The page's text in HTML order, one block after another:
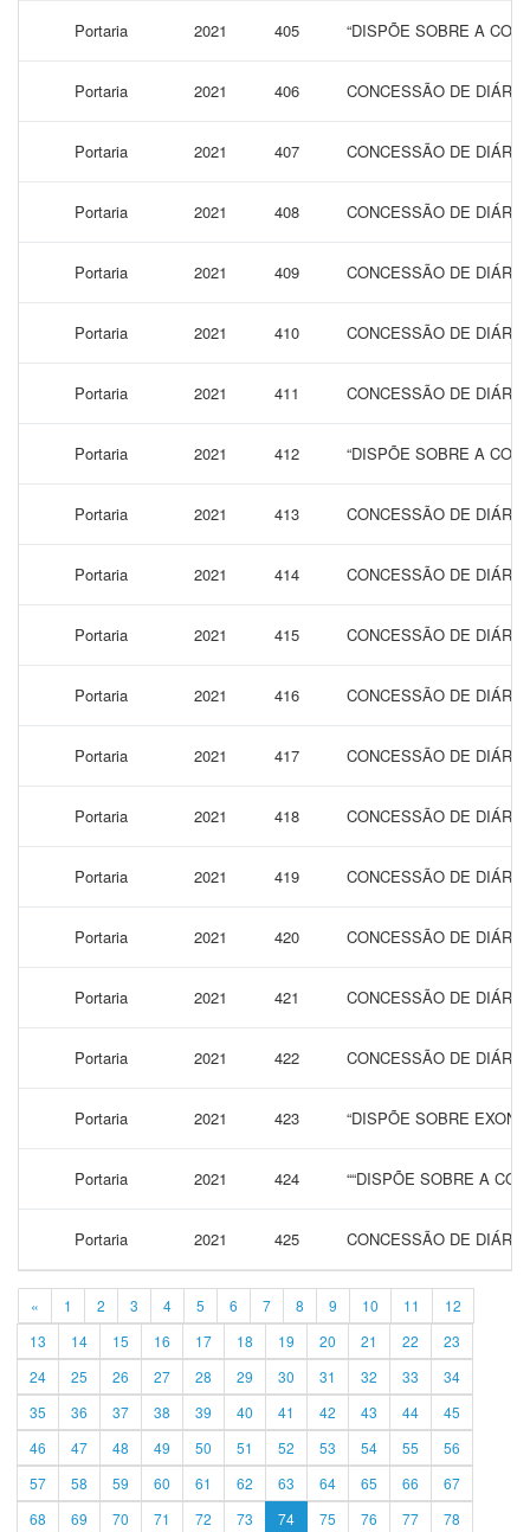
Portaria 2021 405 “DISPÕE SOBRE A
Portaria 2021 406 CONCESSÃO DE
Portaria 2021 407 CONCESSÃO DE
Portaria 2021 408 CONCESSÃO DE
Portaria 2021 409 CONCESSÃO DE
Portaria 2021 410 CONCESSÃO DE
Portaria 2021 411 CONCESSÃO DE
Portaria 2021 412 “DISPÕE SOBRE A
Portaria 2021 413 CONCESSÃO DE
Portaria 2021 414 CONCESSÃO DE
Portaria 2021 415 CONCESSÃO DE
Portaria 2021 416 CONCESSÃO DE
Portaria 2021 417 CONCESSÃO DE
Portaria 2021 418 CONCESSÃO DE
Portaria 2021 419 CONCESSÃO DE
Portaria 2021 420 CONCESSÃO DE
Portaria 2021 421 CONCESSÃO DE
Portaria 2021 422 CONCESSÃO DE
Portaria 2021 423 “DISPÕE SOBRE
Portaria 2021 424 ““DISPÕE SOBRE A
Portaria 2021 425 CONCESSÃO DE
« 1 2 3 4 5 6 7 8 9 10 11
12
13
14 15 16 17 18 19 20 21 22
23
24
25 26 27 28 29 30 31 32 33
34
35
36 37 38 39 40 41 42 43 44
45
46
47 48 49 50 51 52 53 54 55
56
57
58 59 60 61 62 63 64 65 66
67
68
69 70 71 72 73 74 75 76 77 78